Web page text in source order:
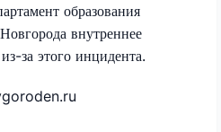
образования
внутреннее
за этого инцидента.